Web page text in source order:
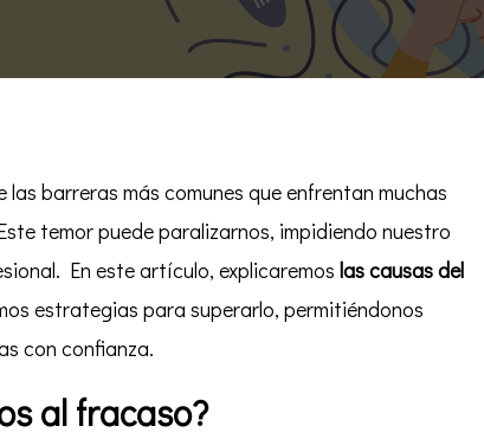
superar
el
las barreras más comunes que enfrentan muchas
temor puede paralizarnos, impidiendo nuestro
En este artículo, explicaremos las causas del
estrategias para superarlo, permitiéndonos
con confianza.
al fracaso?